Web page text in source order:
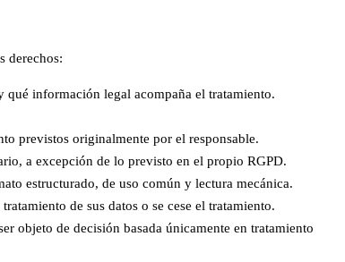
derechos:
qué información legal acompaña el tratamiento.
previstos originalmente por el responsable.
a excepción de lo previsto en el propio RGPD.
estructurado, de uso común y lectura mecánica.
de sus datos o se cese el tratamiento.
objeto de decisión basada únicamente en tratamiento